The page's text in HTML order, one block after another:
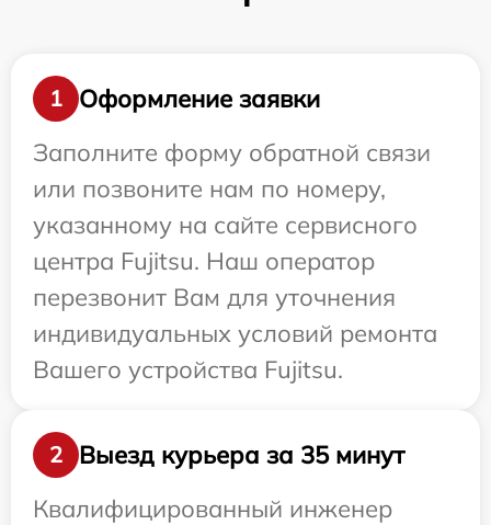
1
Оформление заявки
Заполните форму обратной связи
или позвоните нам по номеру,
указанному на сайте сервисного
центра Fujitsu. Наш оператор
перезвонит Вам для уточнения
индивидуальных условий ремонта
Вашего устройства Fujitsu.
2
Выезд курьера за 35 минут
Квалифицированный инженер